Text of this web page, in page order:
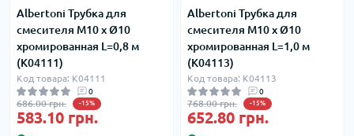
Albertoni Трубка для
смесителя М10 х Ø10
хромированная L=0,8 м
(K04111)
Код товара: K04111
0
686.00 грн. -15%
583.10 грн.
Albertoni Трубка для
смесителя М10 х Ø10
хромированная L=1,0 м
(K04113)
Код товара: K04113
0
768.00 грн. -15%
652.80 грн.